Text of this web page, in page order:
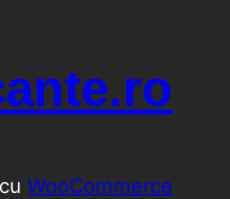
cu WooCommerce